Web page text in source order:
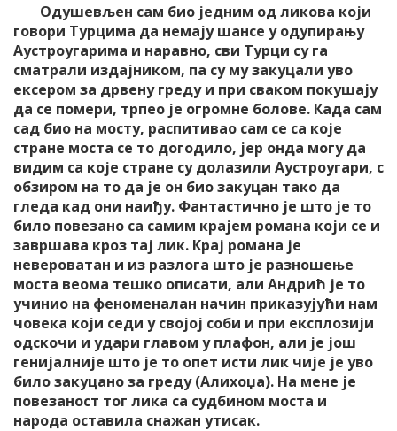
Одушевљен сам био једним од ликова који
говори Турцима да немају шансе у одупирању
Аустроугарима и наравно, сви Турци су га
сматрали издајником, па су му закуцали уво
ексером за дрвену греду и при сваком покушају
да се помери, трпео је огромне болове. Када сам
сад био на мосту, распитивао сам се са које
стране моста се то догодило, јер онда могу да
видим са које стране су долазили Аустроугари, с
обзиром на то да је он био закуцан тако да
гледа кад они наиђу. Фантастично је што је то
било повезано са самим крајем романа који се и
завршава кроз тај лик. Крај романа је
невероватан и из разлога што је разношење
моста веома тешко описати, али Андрић је то
учинио на феноменалан начин приказујући нам
човека који седи у својој соби и при експлозији
одскочи и удари главом у плафон, али је још
генијалније што је то опет исти лик чије је уво
било закуцано за греду (Алихоџа). На мене је
повезаност тог лика са судбином моста и
народа оставила снажан утисак.